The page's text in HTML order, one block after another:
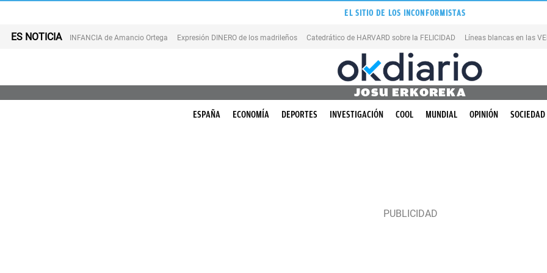
EL SITIO DE LOS INCONFORMISTAS
ES NOTICIA INFANCIA de Amancio Ortega Expresión DINERO de los madrileños Catedrático de HARVARD sobre la FELICIDAD Líneas blancas en las
JOSU ERKOREKA
ESPAÑA ECONOMÍA DEPORTES INVESTIGACIÓN COOL MUNDIAL OPINIÓN SOCIEDAD